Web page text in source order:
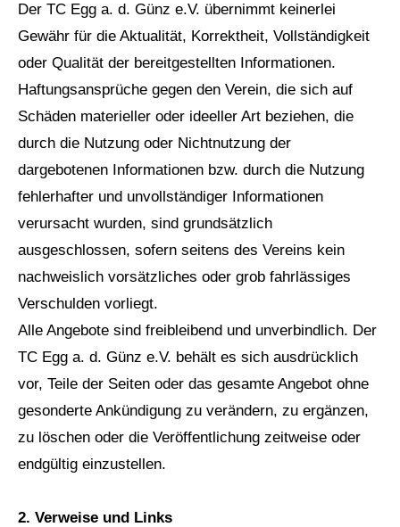
Der TC Egg a. d. Günz e.V. übernimmt keinerlei
Gewähr für die Aktualität, Korrektheit, Vollständigkeit
oder Qualität der bereitgestellten Informationen.
Haftungsansprüche gegen den Verein, die sich auf
Schäden materieller oder ideeller Art beziehen, die
durch die Nutzung oder Nichtnutzung der
dargebotenen Informationen bzw. durch die Nutzung
fehlerhafter und unvollständiger Informationen
verursacht wurden, sind grundsätzlich
ausgeschlossen, sofern seitens des Vereins kein
nachweislich vorsätzliches oder grob fahrlässiges
Verschulden vorliegt.
Alle Angebote sind freibleibend und unverbindlich. Der
TC Egg a. d. Günz e.V. behält es sich ausdrücklich
vor, Teile der Seiten oder das gesamte Angebot ohne
gesonderte Ankündigung zu verändern, zu ergänzen,
zu löschen oder die Veröffentlichung zeitweise oder
endgültig einzustellen.
2. Verweise und Links